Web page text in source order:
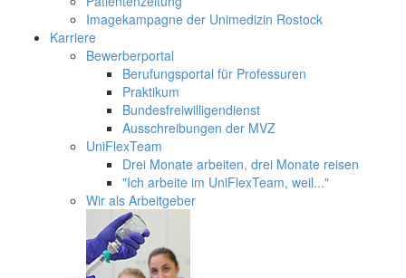
Imagekampagne der Unimedizin Rostock
Karriere
Bewerberportal
Berufungsportal für Professuren
Praktikum
Bundesfreiwilligendienst
Ausschreibungen der MVZ
UniFlexTeam
Drei Monate arbeiten, drei Monate reisen
"Ich arbeite im UniFlexTeam, weil..."
Wir als Arbeitgeber